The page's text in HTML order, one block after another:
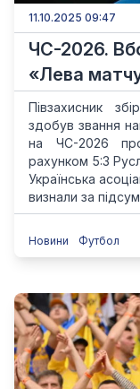
11.10.2025 09:47
ЧС-2026.
«Лева
Півзахисник
здобув звання
на ЧС-2026
рахунком 5:3
Українська
визнали за
Новини Футбол